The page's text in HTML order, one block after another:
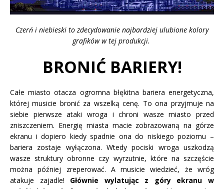
Czerń i niebieski to zdecydowanie najbardziej ulubione kolory
grafików w tej produkcji.
BRONIĆ BARIERY!
Całe miasto otacza ogromna błękitna bariera energetyczna,
której musicie bronić za wszelką cenę. To ona przyjmuje na
siebie pierwsze ataki wroga i chroni wasze miasto przed
zniszczeniem. Energię miasta macie zobrazowaną na górze
ekranu i dopiero kiedy spadnie ona do niskiego poziomu –
bariera zostaje wyłączona. Wtedy pociski wroga uszkodzą
wasze struktury obronne czy wyrzutnie, które na szczęście
można później zreperować. A musicie wiedzieć, że wróg
atakuje zajadle! Głównie wylatując z góry ekranu w